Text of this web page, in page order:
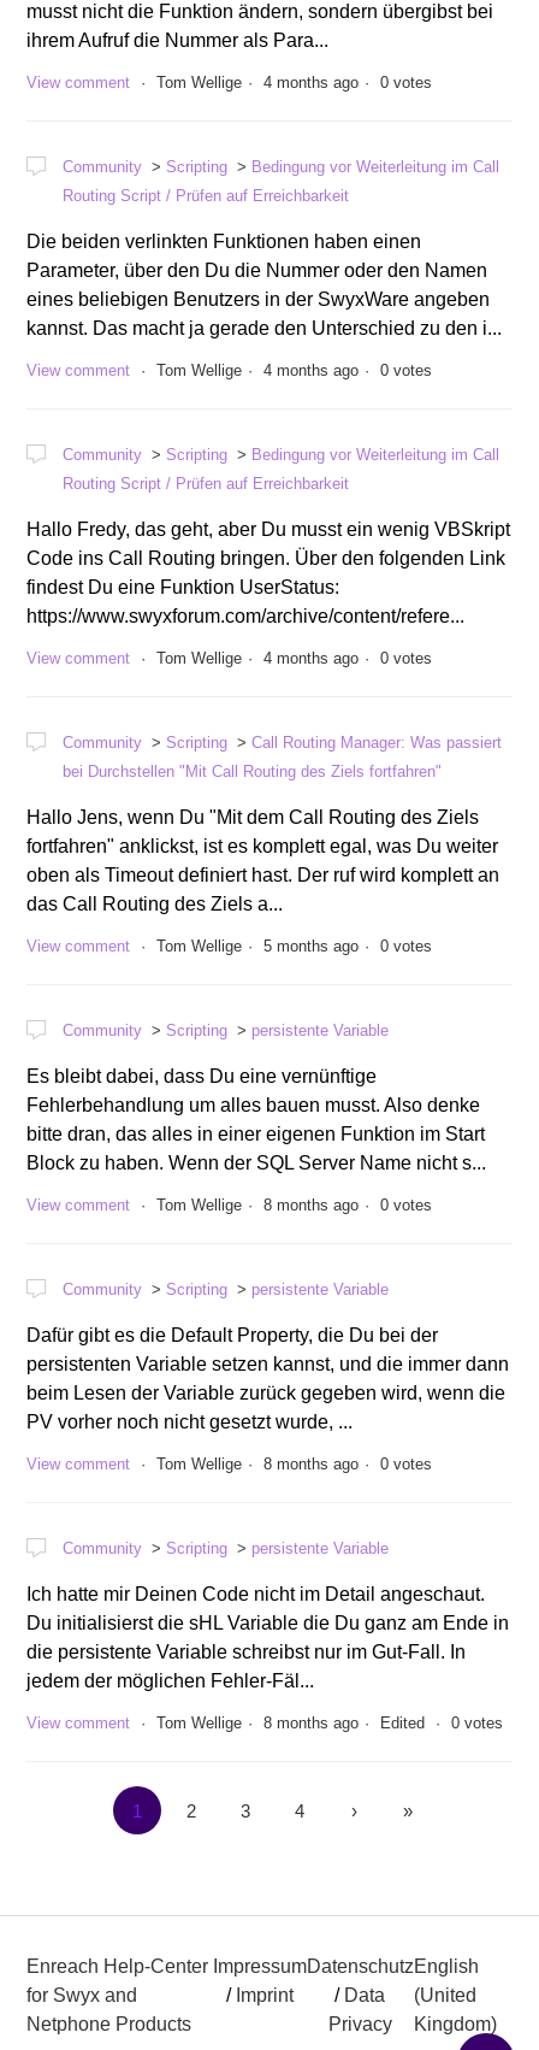
musst nicht die Funktion ändern, sondern übergibst bei
ihrem Aufruf die Nummer als Para...
View comment Tom Wellige 4 months ago 0 votes
Community Scripting
Bedingung vor Weiterleitung im Call
Routing Script / Prüfen auf Erreichbarkeit
Die beiden verlinkten Funktionen haben einen
Parameter, über den Du die Nummer oder den Namen
eines beliebigen Benutzers in der SwyxWare angeben
kannst. Das macht ja gerade den Unterschied zu den i...
View comment Tom Wellige 4 months ago 0 votes
Community Scripting
Bedingung vor Weiterleitung im Call
Routing Script / Prüfen auf Erreichbarkeit
Hallo Fredy, das geht, aber Du musst ein wenig VBSkript
Code ins Call Routing bringen. Über den folgenden Link
findest Du eine Funktion UserStatus:
https://www.swyxforum.com/archive/content/refere...
View comment Tom Wellige 4 months ago 0 votes
Community Scripting
Call Routing Manager: Was passiert
bei Durchstellen "Mit Call Routing des Ziels fortfahren"
Hallo Jens, wenn Du "Mit dem Call Routing des Ziels
fortfahren" anklickst, ist es komplett egal, was Du weiter
oben als Timeout definiert hast. Der ruf wird komplett an
das Call Routing des Ziels a...
View comment Tom Wellige 5 months ago 0 votes
Community Scripting persistente Variable
Es bleibt dabei, dass Du eine vernünftige
Fehlerbehandlung um alles bauen musst. Also denke
bitte dran, das alles in einer eigenen Funktion im Start
Block zu haben. Wenn der SQL Server Name nicht s...
View comment Tom Wellige 8 months ago 0 votes
Community Scripting persistente Variable
Dafür gibt es die Default Property, die Du bei der
persistenten Variable setzen kannst, und die immer dann
beim Lesen der Variable zurück gegeben wird, wenn die
PV vorher noch nicht gesetzt wurde, ...
View comment Tom Wellige 8 months ago 0 votes
Community Scripting persistente Variable
Ich hatte mir Deinen Code nicht im Detail angeschaut.
Du initialisierst die sHL Variable die Du ganz am Ende in
die persistente Variable schreibst nur im Gut-Fall. In
jedem der möglichen Fehler-Fäl...
View comment Tom Wellige 8 months ago Edited 0 votes
1 2 3 4 › »
Enreach Help-Center
for Swyx and
Netphone Products
Impressum
/ Imprint
Datenschutz
/ Data
Privacy
English
(United
Kingdom)